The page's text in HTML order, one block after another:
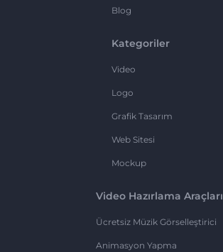
Blog
Kategoriler
Video
Logo
Grafik Tasarım
Web Sitesi
Mockup
Video Hazırlama Araçları
Ücretsiz Müzik Görselleştirici
Animasyon Yapma